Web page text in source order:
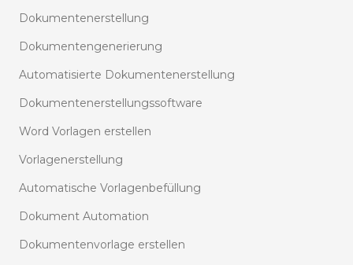
Dokumentenerstellung
Dokumentengenerierung
Automatisierte Dokumentenerstellung
Dokumentenerstellungssoftware
Word Vorlagen erstellen
Vorlagenerstellung
Automatische Vorlagenbefüllung
Dokument Automation
Dokumentenvorlage erstellen